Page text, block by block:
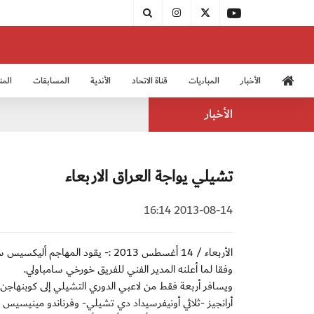
الأخبار المباريات قناة الاتحاد الأندية المسابقات
الأخبار
تشيلي يواجة العراق الاربعاء
2013-08-14 16:14
الأربعاء / 14 أغسطس 2013 :- يقود
وفقا لما أعلنه المدير الفني للفريق خورخي سامباولي.
ويسافر أربعة فقط من لاعبي الدوري التشيلي إلى